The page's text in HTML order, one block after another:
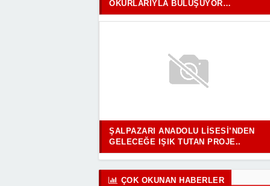
OKURLARIYLA BULUŞUYOR…
ŞALPAZARI ANADOLU LISESI’NDEN
GELECEĞE IŞIK TUTAN PROJE..
ÇOK OKUNAN HABERLER